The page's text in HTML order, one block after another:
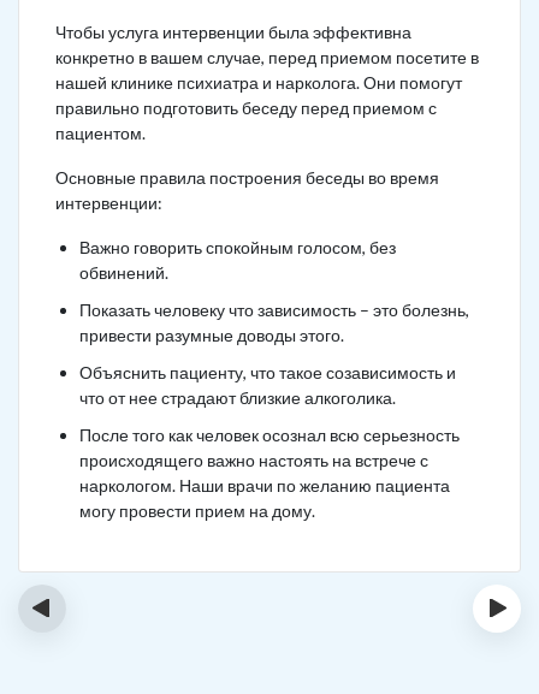
Чтобы услуга интервенции была эффективна
конкретно в вашем случае, перед приемом посетите в
нашей клинике психиатра и нарколога. Они помогут
правильно подготовить беседу перед приемом с
пациентом.
Основные правила построения беседы во время
интервенции:
Важно говорить спокойным голосом, без
обвинений.
Показать человеку что зависимость – это болезнь,
привести разумные доводы этого.
Объяснить пациенту, что такое созависимость и
что от нее страдают близкие алкоголика.
После того как человек осознал всю серьезность
происходящего важно настоять на встрече с
наркологом. Наши врачи по желанию пациента
могу провести прием на дому.
‹ ›